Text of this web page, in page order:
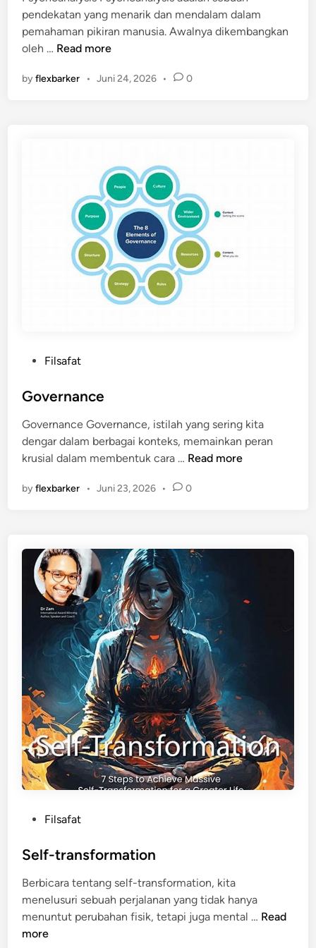
d
i
n
pendekatan yang menarik dan mendalam dalam
pemahaman pikiran manusia. Awalnya dikembangkan
oleh … P
y
Read more
byflexbarker • Juni 24, 2026 • 0
s
e
d
i
Filsafat
Governance
Governance Governance, istilah yang sering kita
dengar dalam berbagai konteks, memainkan peran
krusial dalam membentuk cara … G
v
a
n
c
e
Read more
byflexbarker • Juni 23, 2026 • 0
s
e
d
i
n
Filsafat
Self-transformation
Berbicara tentang self-transformation, kita
menelusuri sebuah perjalanan yang tidak hanya
menuntut perubahan fisik, tetapi juga mental … S
Read
more